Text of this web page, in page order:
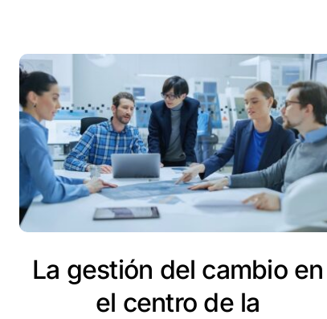
La gestión del cambio en
el centro de la